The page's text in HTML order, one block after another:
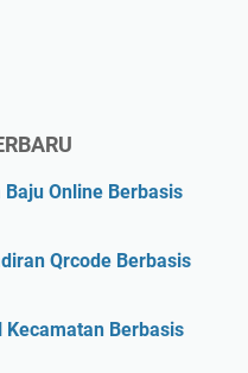
Online Berbasis
Qrcode Berbasis
Kecamatan Berbasis